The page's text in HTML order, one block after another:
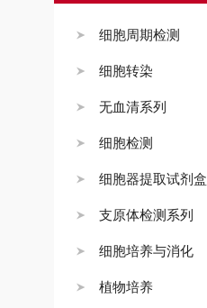
细胞周期检测
细胞转染
无血清系列
细胞检测
细胞器提取试剂盒
支原体检测系列
细胞培养与消化
植物培养